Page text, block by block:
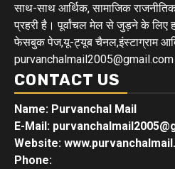
साथ-साथ आर्थिक, सामाजिक राजनीतिक
प्रहरी है। पूर्वांचल मेल से जुड़ने के लिए
फेसबुक पेज,यू-ट्यूब चैनल,इंस्टाग्राम
purvanchalmail2005@gmail.com
CONTACT US
Name: Purvanchal Mail
E-Mail:
Website:
Phone: